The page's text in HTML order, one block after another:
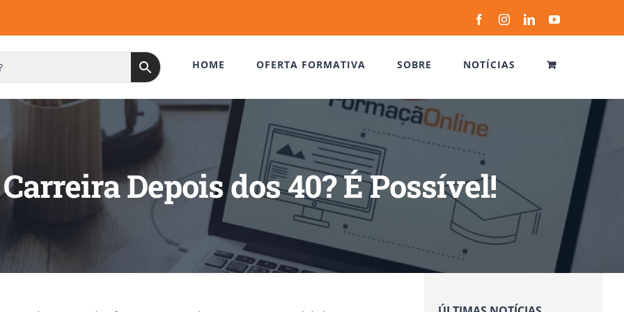
FacebookInstagramLinkedInYouTube
HOME OFERTA FORMATIVA SOBRE NOTÍCIAS
Depois dos 40? É Possível!